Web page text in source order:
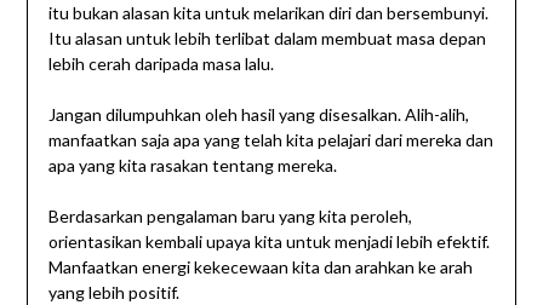
itu bukan alasan kita untuk melarikan diri dan bersembunyi.
Itu alasan untuk lebih terlibat dalam membuat masa depan
lebih cerah daripada masa lalu.
Jangan dilumpuhkan oleh hasil yang disesalkan. Alih-alih,
manfaatkan saja apa yang telah kita pelajari dari mereka dan
apa yang kita rasakan tentang mereka.
Berdasarkan pengalaman baru yang kita peroleh,
orientasikan kembali upaya kita untuk menjadi lebih efektif.
Manfaatkan energi kekecewaan kita dan arahkan ke arah
yang lebih positif.